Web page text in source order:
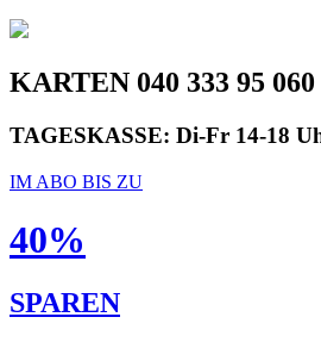
KARTEN 040 333 95 060
TAGESKASSE: Di-Fr 14-18
IM ABO BIS ZU
40%
SPAREN